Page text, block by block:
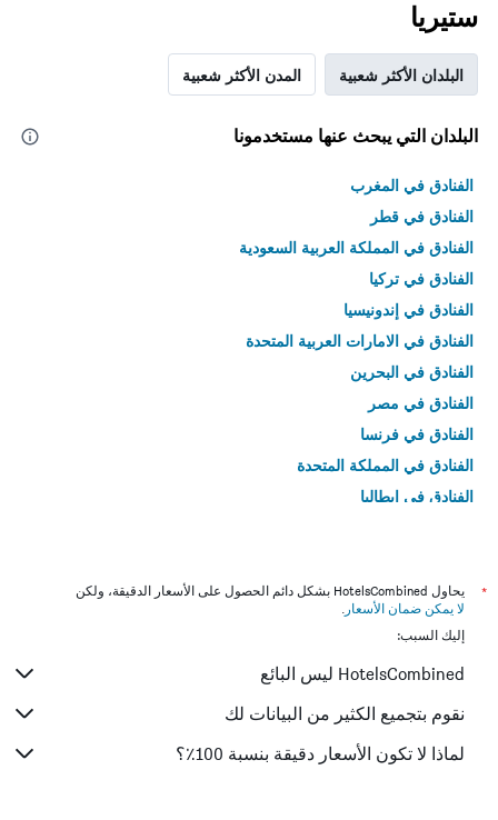
ستيريا
البلدان الأكثر شعبية المدن الأكثر شعبية
البلدان التي يبحث عنها مستخدمونا
الفنادق في المغرب
الفنادق في قطر
الفنادق في المملكة العربية السعودية
الفنادق في تركيا
الفنادق في إندونيسيا
الفنادق في الامارات العربية المتحدة
الفنادق في البحرين
الفنادق في مصر
الفنادق في فرنسا
الفنادق في المملكة المتحدة
الفنادق في إيطاليا
*
يحاول HotelsCombined بشكل دائم الحصول على الأسعار الدقيقة، ولكن
لا يمكن ضمان الأسعار .
إليك السبب:
HotelsCombined ليس البائع
نقوم بتجميع الكثير من البيانات لك
لماذا لا تكون الأسعار دقيقة بنسبة 100٪؟